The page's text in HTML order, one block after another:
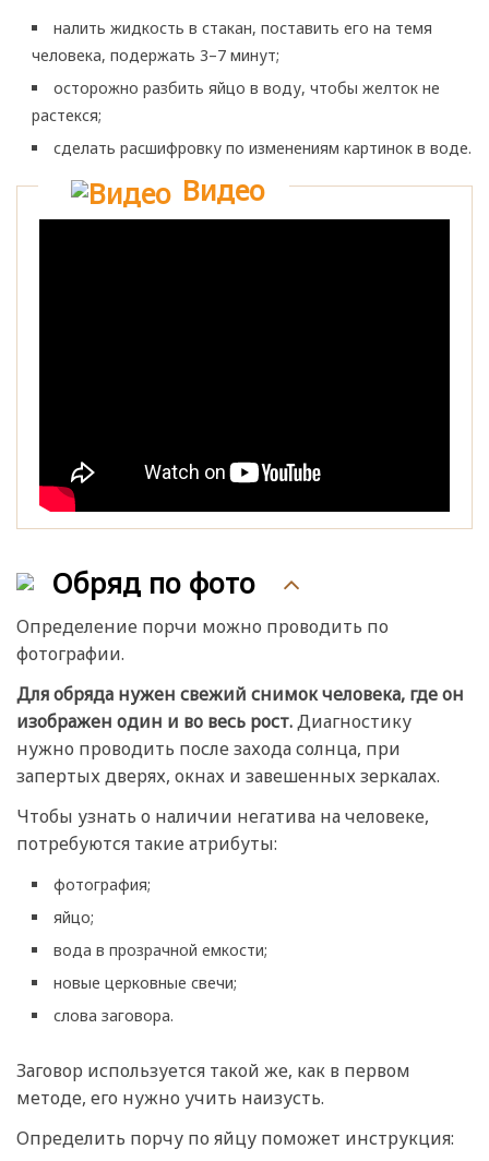
налить жидкость в стакан, поставить его на темя
человека, подержать 3–7 минут;
осторожно разбить яйцо в воду, чтобы желток не
растекся;
сделать расшифровку по изменениям картинок в воде.
Видео
Обряд по фото
Определение порчи можно проводить по
фотографии.
Для обряда нужен свежий снимок человека, где он
изображен один и во весь рост.Диагностику
нужно проводить после захода солнца, при
запертых дверях, окнах и завешенных зеркалах.
Чтобы узнать о наличии негатива на человеке,
потребуются такие атрибуты:
фотография;
яйцо;
вода в прозрачной емкости;
новые церковные свечи;
слова заговора.
Заговор используется такой же, как в первом
методе, его нужно учить наизусть.
Определить порчу по яйцу поможет инструкция: